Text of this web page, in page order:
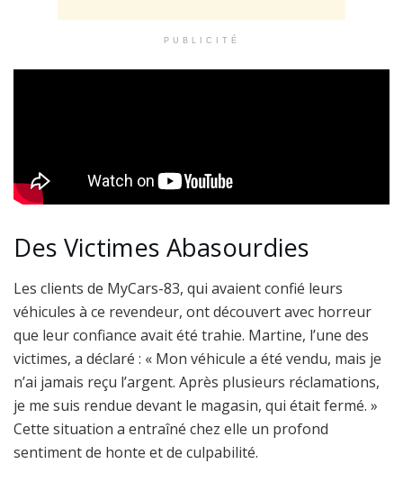
PUBLICITÉ
Des Victimes Abasourdies
Les clients de MyCars-83, qui avaient confié leurs
véhicules à ce revendeur, ont découvert avec horreur
que leur confiance avait été trahie. Martine, l’une des
victimes, a déclaré : « Mon véhicule a été vendu, mais je
n’ai jamais reçu l’argent. Après plusieurs réclamations,
je me suis rendue devant le magasin, qui était fermé. »
Cette situation a entraîné chez elle un profond
sentiment de honte et de culpabilité.